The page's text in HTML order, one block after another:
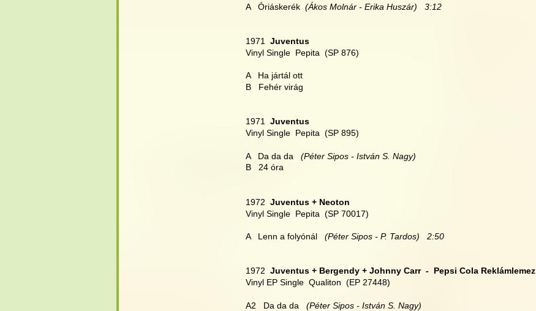
A   Óriáskerék (Ákos Molnár - Erika Huszár)   3:12
1971 Juventus
Vinyl Single  Pepita  (SP 876)
A   Ha jártál ott
B   Fehér virág
1971 Juventus
Vinyl Single  Pepita  (SP 895)
A   Da da da (Péter Sipos - István S. Nagy)
B   24 óra
1972 Juventus + Neoton
Vinyl Single  Pepita  (SP 70017)
A   Lenn a folyónál (Péter Sipos - P. Tardos)   2:50
1972 Juventus + Bergendy + Johnny Carr  -  Pepsi Cola Reklámlemez
Vinyl EP Single  Qualiton  (EP 27448)
A2   Da da da (Péter Sipos - István S. Nagy)